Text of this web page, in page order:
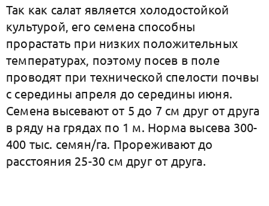
Так как салат является холодостойкой
культурой, его семена способны
прорастать при низких положительных
температурах, поэтому посев в поле
проводят при технической спелости почвы
с середины апреля до середины июня.
Семена высевают от 5 до 7 см друг от друга
в ряду на грядах по 1 м. Норма высева 300-
400 тыс. семян/га. Прореживают до
расстояния 25-30 см друг от друга.